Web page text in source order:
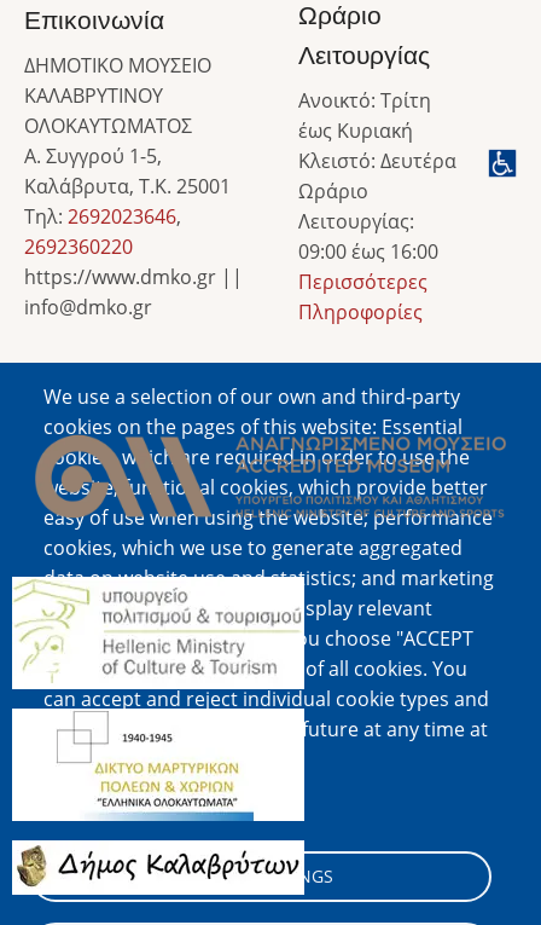
We use a selection of our own and third-party
cookies on the pages of this website: Essential
cookies, which are required in order to use the
website; functional cookies, which provide better
easy of use when using the website; performance
cookies, which we use to generate aggregated
data on website use and statistics; and marketing
cookies, which are used to display relevant
content and advertising. If you choose "ACCEPT
ALL", you consent to the use of all cookies. You
can accept and reject individual cookie types and
revoke your consent for the future at any time at
"Settings".
Cookie documentation
COOKIE SETTINGS
Επικοινωνία
ΔΗΜΟΤΙΚΟ ΜΟΥΣΕΙΟ
ΚΑΛΑΒΡΥΤΙΝΟΥ
ΟΛΟΚΑΥΤΩΜΑΤΟΣ
Α. Συγγρού 1-5,
Καλάβρυτα, Τ.Κ. 25001
Τηλ: 2692023646,
2692360220
https://www.dmko.gr ||
info@dmko.gr
Ωράριο
Λειτουργίας
Ανοικτό: Τρίτη
έως Κυριακή
Κλειστό: Δευτέρα
Ωράριο
Λειτουργίας:
09:00 έως 16:00
Περισσότερες
Πληροφορίες
Image
Image
Image
Image